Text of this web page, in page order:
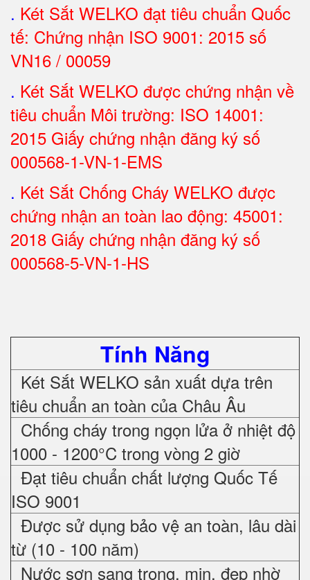
. Két Sắt WELKO đạt tiêu chuẩn Quốc
tế: Chứng nhận ISO 9001: 2015 số
VN16 / 00059
. Két Sắt WELKO được chứng nhận về
tiêu chuẩn Môi trường: ISO 14001:
2015 Giấy chứng nhận đăng ký số
000568-1-VN-1-EMS
. Két Sắt Chống Cháy WELKO được
chứng nhận an toàn lao động: 45001:
2018 Giấy chứng nhận đăng ký số
000568-5-VN-1-HS
Tính Năng
Két Sắt WELKO sản xuất dựa trên
tiêu chuẩn an toàn của Châu Âu
Chống cháy trong ngọn lửa ở nhiệt độ
1000 - 1200°C trong vòng 2 giờ
Đạt tiêu chuẩn chất lượng Quốc Tế
ISO 9001
Được sử dụng bảo vệ an toàn, lâu dài
từ (10 - 100 năm)
Nước sơn sang trọng, mịn, đẹp nhờ